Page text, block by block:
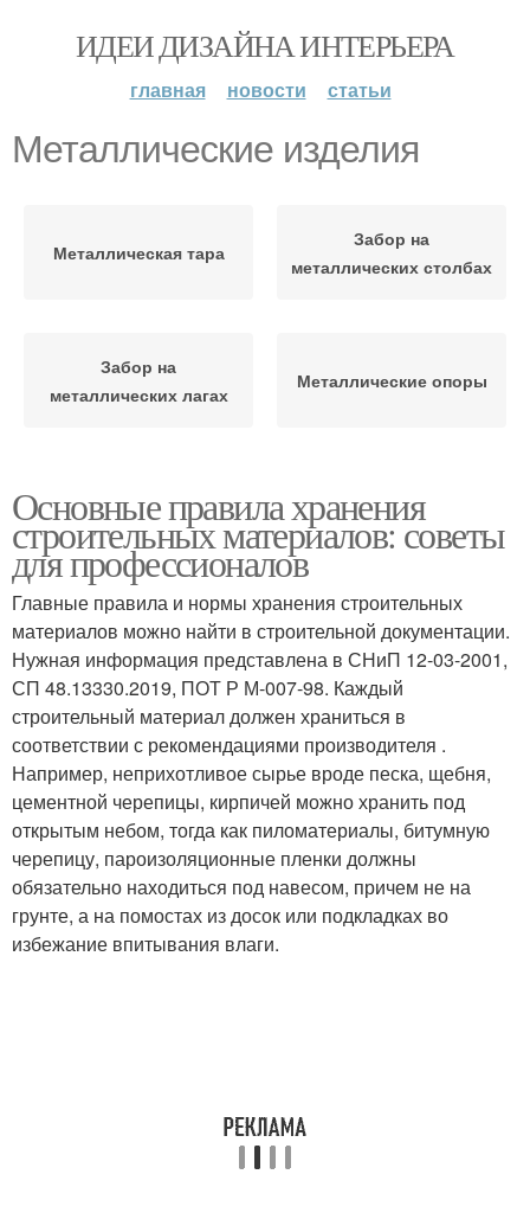
ИДЕИ ДИЗАЙНА ИНТЕРЬЕРА
главная новости статьи
Металлические изделия
Металлическая тара
Забор на
металлических столбах
Забор на
металлических лагах
Металлические опоры
Основные правила хранения
строительных материалов: советы
для профессионалов
Главные правила и нормы хранения строительных
материалов можно найти в строительной документации.
Нужная информация представлена в СНиП 12-03-2001,
СП 48.13330.2019, ПОТ Р М-007-98. Каждый
строительный материал должен храниться в
соответствии с рекомендациями производителя .
Например, неприхотливое сырье вроде песка, щебня,
цементной черепицы, кирпичей можно хранить под
открытым небом, тогда как пиломатериалы, битумную
черепицу, пароизоляционные пленки должны
обязательно находиться под навесом, причем не на
грунте, а на помостах из досок или подкладках во
избежание впитывания влаги.